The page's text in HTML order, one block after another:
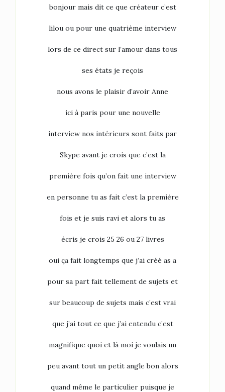
bonjour mais dit ce que créateur c’est
lilou ou pour une quatrième interview
lors de ce direct sur l’amour dans tous
ses états je reçois
nous avons le plaisir d’avoir Anne
ici à paris pour une nouvelle
interview nos intérieurs sont faits par
Skype avant je crois que c’est la
première fois qu’on fait une interview
en personne tu as fait c’est la première
fois et je suis ravi et alors tu as
écris je crois 25 26 ou 27 livres
oui ça fait longtemps que j’ai créé as a
pour sa part fait tellement de sujets et
sur beaucoup de sujets mais c’est vrai
que j’ai tout ce que j’ai entendu c’est
magnifique quoi et là moi je voulais un
peu avant tout un petit angle bon alors
quand même le particulier puisque je